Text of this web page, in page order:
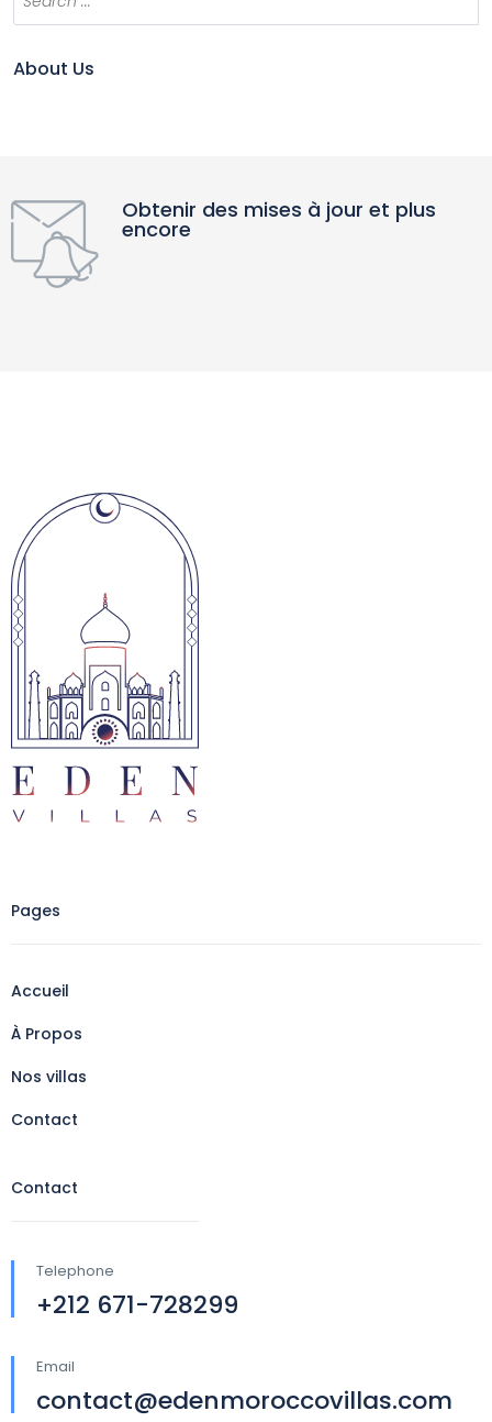
About Us
Obtenir des mises à jour et plus
encore
Pages
Accueil
À Propos
Nos villas
Contact
Contact
Telephone
+212 671-728299
Email
contact@edenmoroccovillas.com